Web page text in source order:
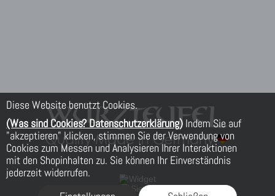
Diese Website benutzt Cookies.
(Was sind Cookies? Datenschutzerklärung) Indem Sie auf
"akzeptieren" klicken, stimmen Sie der Verwendung von
Cookies zum Messen und Analysieren Ihrer Interaktionen
mit den Shopinhalten zu. Sie können Ihr Einverständnis
jederzeit widerrufen.